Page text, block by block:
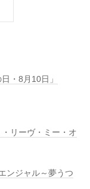
・8月10日」
リーヴ・ミー・オ
ンジャル～夢うつ